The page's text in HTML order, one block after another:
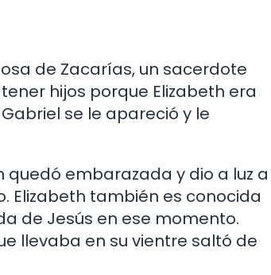
de Zacarías, un sacerdote
hijos porque Elizabeth era
se le apareció y le
quedó embarazada y dio a luz a
Elizabeth también es conocida
de Jesús en ese momento.
llevaba en su vientre saltó de